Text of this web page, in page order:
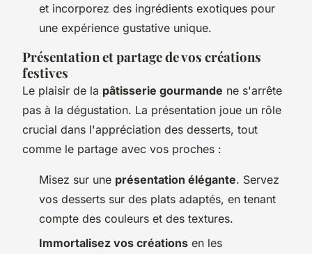
et incorporez des ingrédients exotiques pour
une expérience gustative unique.
Présentation et partage de vos créations
festives
Le plaisir de la pâtisserie gourmande ne s'arrête
pas à la dégustation. La présentation joue un rôle
crucial dans l'appréciation des desserts, tout
comme le partage avec vos proches :
Misez sur une présentation élégante. Servez
vos desserts sur des plats adaptés, en tenant
compte des couleurs et des textures.
Immortalisez vos créations en les